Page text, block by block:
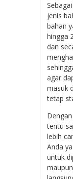
jenis
bahan
hingga
dan
agar
masuk
tetap
tentu
lebih
Anda
untuk